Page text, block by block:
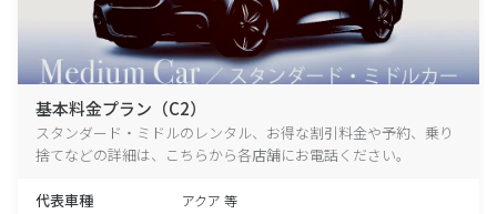
基本料金プラン（C2）
スタンダード・ミドルのレンタル、お得な割引料金や予約、乗り
捨てなどの詳細は、こちらから各店舗にお電話ください。
代表車種 アクア 等